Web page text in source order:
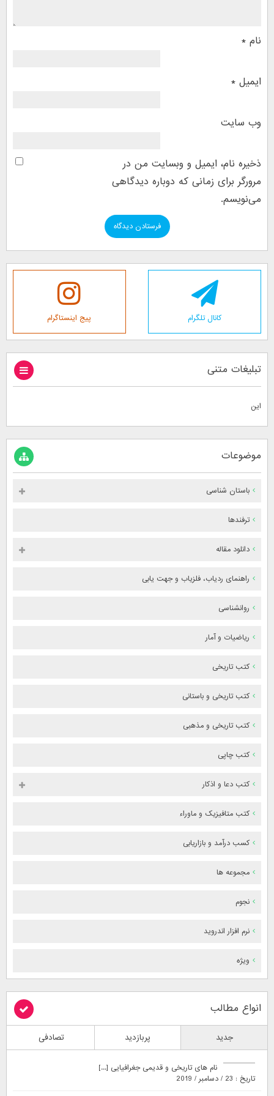
نام *
ایمیل *
وب‌ سایت
ذخیره نام، ایمیل و وبسایت من در
مرورگر برای زمانی که دوباره دیدگاهی
می‌نویسم.
کانال تلگرام پیج اینستاگرام
تبلیغات متنی
این
موضوعات
باستان شناسی
ترفندها
دانلود مقاله
راهنمای ردیاب، فلزیاب و جهت یابی
روانشناسی
ریاضیات و آمار
کتب تاریخی
کتب تاریخی و باستانی
کتب تاریخی و مذهبی
کتب چاپی
کتب دعا و اذکار
کتب متافیزیک و ماوراء
کسب درآمد و بازاریابی
مجموعه ها
نجوم
نرم افزار اندروید
ویژه
انواع مطالب
جدید پربازدید تصادفی
نام های تاریخی و قدیمی جغرافیایی [...]
تاریخ : 23 / دسامبر / 2019